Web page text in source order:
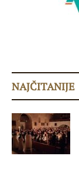
NAJČITANIJE